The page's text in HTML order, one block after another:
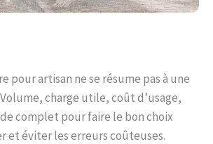
pour artisan ne se résume pas à une
charge utile, coût d’usage,
complet pour faire le bon choix
et éviter les erreurs coûteuses.